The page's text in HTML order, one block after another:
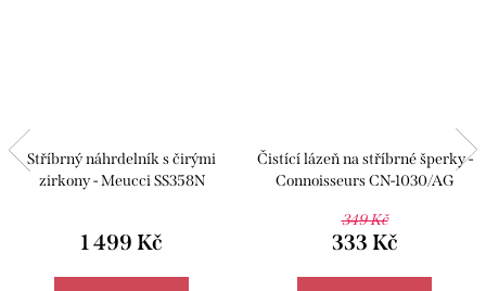
Stříbrný náhrdelník s čirými
zirkony - Meucci SS358N
1 499 Kč
Čistící lázeň na stříbrné šperky -
Connoisseurs CN-1030/AG
349 Kč
333 Kč